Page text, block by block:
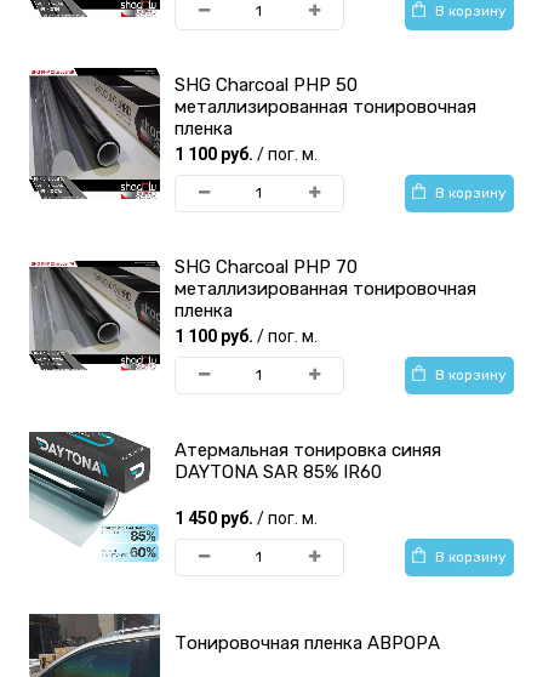
В корзину
SHG Charcoal PHP 50
металлизированная тонировочная
пленка
1 100 руб. / пог. м.
В корзину
SHG Charcoal PHP 70
металлизированная тонировочная
пленка
1 100 руб. / пог. м.
В корзину
Атермальная тонировка синяя
DAYTONA SAR 85% IR60
1 450 руб. / пог. м.
В корзину
Тонировочная пленка АВРОРА